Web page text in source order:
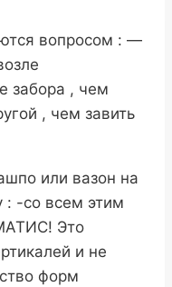
вопросом : —
забора , чем
, чем завить
или вазон на
: -со всем этим
Это
и не
форм